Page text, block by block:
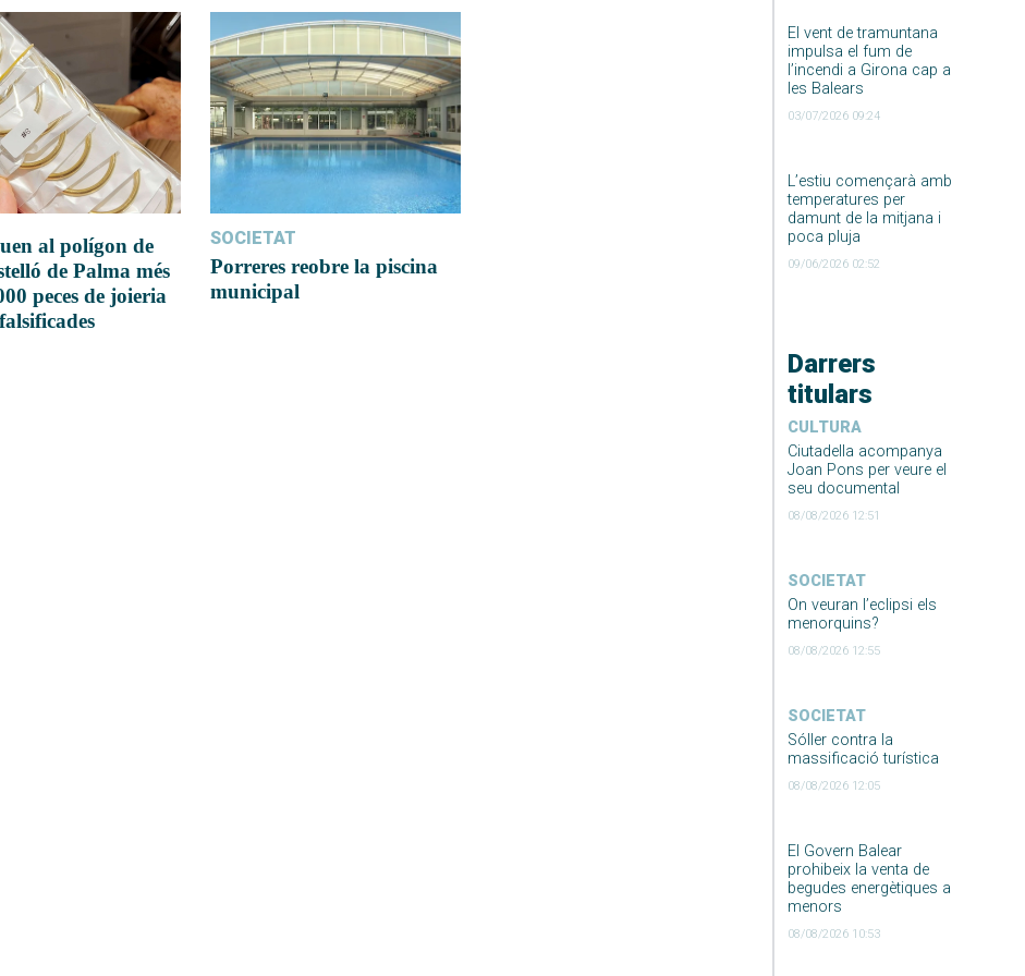
El vent de tramuntana
impulsa el fum de
l’incendi a Girona cap a
les Balears
03/07/2026 09:24
L’estiu començarà amb
temperatures per
damunt de la mitjana i
poca pluja
09/06/2026 02:52
Darrers
titulars
CULTURA
Ciutadella acompanya
Joan Pons per veure el
seu documental
08/08/2026 12:51
SOCIETAT
On veuran l’eclipsi els
menorquins?
08/08/2026 12:55
SOCIETAT
Sóller contra la
massificació turística
08/08/2026 12:05
El Govern Balear
prohibeix la venta de
begudes energètiques a
menors
08/08/2026 10:53
al polígon de
de Palma més
peces de joieria
SOCIETAT
Porreres reobre la piscina
municipal